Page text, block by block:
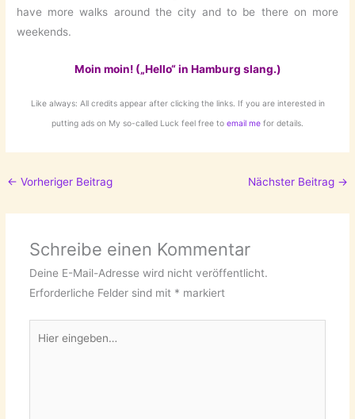
have more walks around the city and to be there on more
weekends.
Moin moin! („Hello“ in Hamburg slang.)
Like always: All credits appear after clicking the links. If you are interested in
putting ads on My so-called Luck feel free to email me for details.
← Vorheriger Beitrag Nächster Beitrag →
Schreibe einen Kommentar
Deine E-Mail-Adresse wird nicht veröffentlicht.
Erforderliche Felder sind mit * markiert
eingeben…